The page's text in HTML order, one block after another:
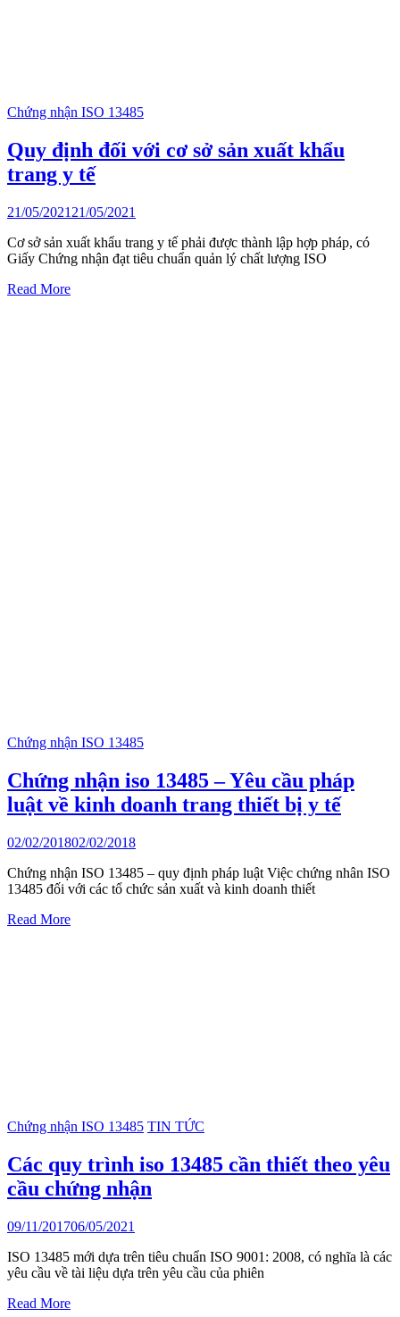
Chứng nhận ISO 13485
Quy định đối với cơ sở sản xuất khẩu
trang y tế
21/05/2021 21/05/2021
Cơ sở sản xuất khẩu trang y tế phải được thành lập hợp pháp, có
Giấy Chứng nhận đạt tiêu chuẩn quản lý chất lượng ISO
Read More
Chứng nhận ISO 13485
Chứng nhận iso 13485 – Yêu cầu pháp
luật về kinh doanh trang thiết bị y tế
02/02/201802/02/2018
Chứng nhận ISO 13485 – quy định pháp luật Việc chứng nhân ISO
13485 đối với các tổ chức sản xuất và kinh doanh thiết
Read More
Chứng nhận ISO 13485 TIN TỨC
Các quy trình iso 13485 cần thiết theo yêu
cầu chứng nhận
09/11/201706/05/2021
ISO 13485 mới dựa trên tiêu chuẩn ISO 9001: 2008, có nghĩa là các
yêu cầu về tài liệu dựa trên yêu cầu của phiên
Read More